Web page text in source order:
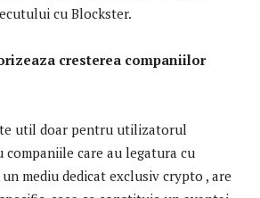
cu Blockster.
cresterea companiilor
util doar pentru utilizatorul
care au legatura cu
mediu dedicat exclusiv crypto , are